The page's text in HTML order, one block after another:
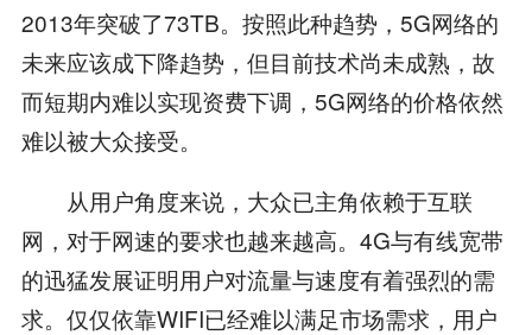
2013年突破了73TB。按照此种趋势，5G网络的
未来应该成下降趋势，但目前技术尚未成熟，故
而短期内难以实现资费下调，5G网络的价格依然
难以被大众接受。
从用户角度来说，大众已主角依赖于互联
网，对于网速的要求也越来越高。4G与有线宽带
的迅猛发展证明用户对流量与速度有着强烈的需
求。仅仅依靠WIFI已经难以满足市场需求，用户